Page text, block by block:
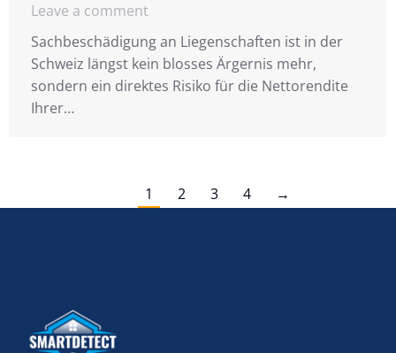
Leave a comment
Sachbeschädigung an Liegenschaften ist in der
Schweiz längst kein blosses Ärgernis mehr,
sondern ein direktes Risiko für die Nettorendite
Ihrer…
1 2 3 4 →